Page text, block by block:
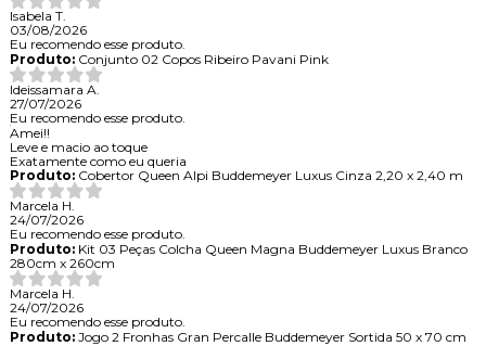
Isabela T.
03/08/2026
Eu recomendo esse produto.
Produto:Conjunto 02 Copos Ribeiro Pavani Pink
Ideissamara A.
27/07/2026
Eu recomendo esse produto.
Amei!!
Leve e macio ao toque
Exatamente como eu queria
Produto:Cobertor Queen Alpi Buddemeyer Luxus Cinza 2,20 x 2,40 m
Marcela H.
24/07/2026
Eu recomendo esse produto.
Produto:Kit 03 Peças Colcha Queen Magna Buddemeyer Luxus Branco
280cm x 260cm
Marcela H.
24/07/2026
Eu recomendo esse produto.
Produto:Jogo 2 Fronhas Gran Percalle Buddemeyer Sortida 50 x 70 cm